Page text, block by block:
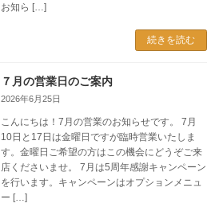
お知ら […]
続きを読む
７月の営業日のご案内
2026年6月25日
こんにちは！7月の営業のお知らせです。 7月
10日と17日は金曜日ですが臨時営業いたしま
す。金曜日ご希望の方はこの機会にどうぞご来
店くださいませ。 7月は5周年感謝キャンペーン
を行います。キャンペーンはオプションメニュ
ー […]